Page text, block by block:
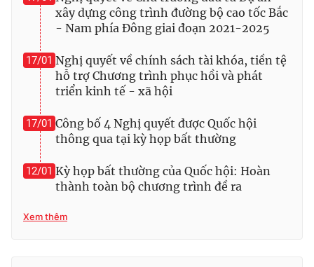
xây dựng công trình đường bộ cao tốc Bắc
- Nam phía Đông giai đoạn 2021-2025
17/01 Nghị quyết về chính sách tài khóa, tiền tệ
hỗ trợ Chương trình phục hồi và phát
triển kinh tế - xã hội
17/01 Công bố 4 Nghị quyết được Quốc hội
thông qua tại kỳ họp bất thường
12/01 Kỳ họp bất thường của Quốc hội: Hoàn
thành toàn bộ chương trình đề ra
Xem thêm